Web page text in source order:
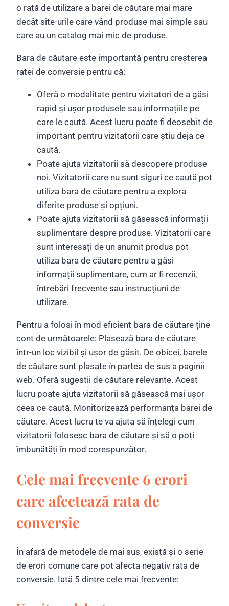
o rată de utilizare a barei de căutare mai mare
decât site-urile care vând produse mai simple sau
care au un catalog mai mic de produse.
Bara de căutare este importantă pentru creșterea
ratei de conversie pentru că:
Oferă o modalitate pentru vizitatori de a găsi
rapid și ușor produsele sau informațiile pe
care le caută. Acest lucru poate fi deosebit de
important pentru vizitatorii care știu deja ce
caută.
Poate ajuta vizitatorii să descopere produse
noi. Vizitatorii care nu sunt siguri ce caută pot
utiliza bara de căutare pentru a explora
diferite produse și opțiuni.
Poate ajuta vizitatorii să găsească informații
suplimentare despre produse. Vizitatorii care
sunt interesați de un anumit produs pot
utiliza bara de căutare pentru a găsi
informații suplimentare, cum ar fi recenzii,
întrebări frecvente sau instrucțiuni de
utilizare.
Pentru a folosi în mod eficient bara de căutare ține
cont de următoarele: Plasează bara de căutare
într-un loc vizibil și ușor de găsit. De obicei, barele
de căutare sunt plasate în partea de sus a paginii
web. Oferă sugestii de căutare relevante. Acest
lucru poate ajuta vizitatorii să găsească mai ușor
ceea ce caută. Monitorizează performanța barei de
căutare. Acest lucru te va ajuta să înțelegi cum
vizitatorii folosesc bara de căutare și să o poți
îmbunătăți în mod corespunzător.
Cele mai frecvente 6 erori
care afectează rata de
conversie
În afară de metodele de mai sus, există și o serie
de erori comune care pot afecta negativ rata de
conversie. Iată 5 dintre cele mai frecvente: